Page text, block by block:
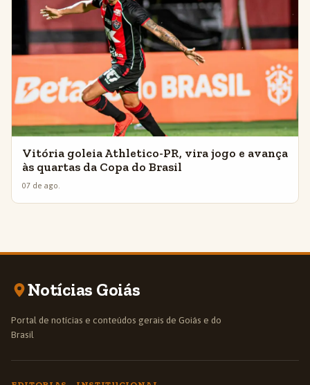
Vitória goleia Athletico-PR, vira jogo e avança
às quartas da Copa do Brasil
07 de ago.
Notícias Goiás
Portal de notícias e conteúdos gerais de Goiás e do
Brasil